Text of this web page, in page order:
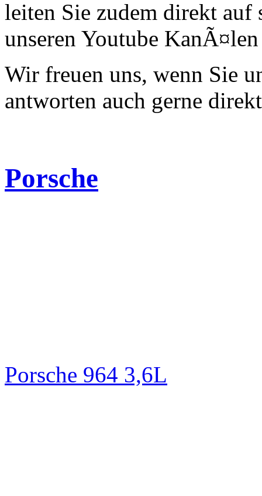
leiten Sie zudem direkt auf
unseren Youtube
Wir freuen uns, wenn Sie
antworten auch gerne
Porsche
Porsche 964 3,6L